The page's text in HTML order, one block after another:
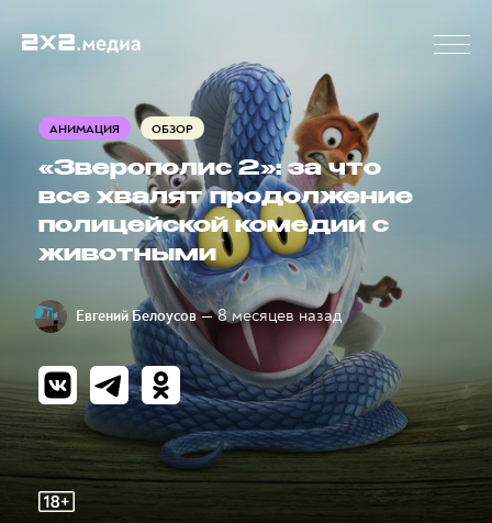
АНИМАЦИЯ ОБЗОР
«Зверополис 2»: за что
все хвалят продолжение
полицейской комедии с
животными
Евгений Белоусов — 8 месяцев назад